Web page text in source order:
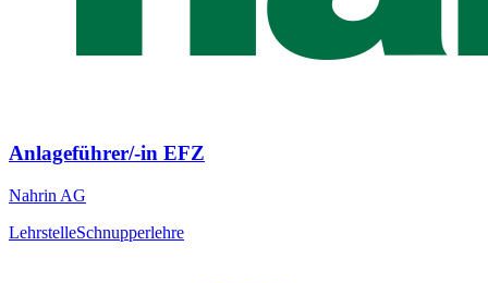
Anlageführer/-in EFZ
Nahrin AG
LehrstelleSchnupperlehre